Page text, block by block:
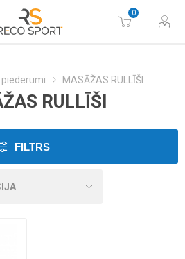
0
MASĀŽAS RULLĪŠI
RULLĪŠI
FILTRS